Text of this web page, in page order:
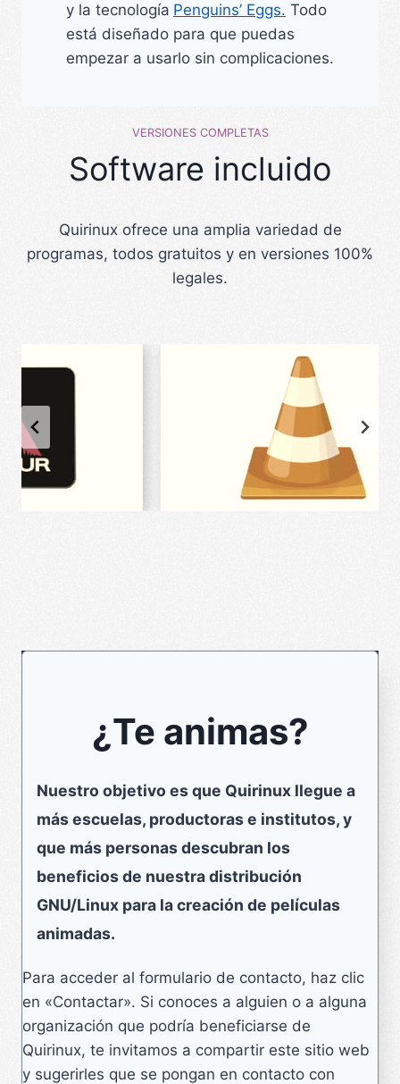
y la tecnología Penguins’ Eggs. Todo
está diseñado para que puedas
empezar a usarlo sin complicaciones.
VERSIONES COMPLETAS
Software incluido
Quirinux ofrece una amplia variedad de
programas, todos gratuitos y en versiones 100%
legales.
¿Te animas?
Nuestro objetivo es que Quirinux llegue a
más escuelas, productoras e institutos, y
que más personas descubran los
beneficios de nuestra distribución
GNU/Linux para la creación de películas
animadas.
Para acceder al formulario de contacto, haz clic
en «Contactar». Si conoces a alguien o a alguna
organización que podría beneficiarse de
Quirinux, te invitamos a compartir este sitio web
y sugerirles que se pongan en contacto con